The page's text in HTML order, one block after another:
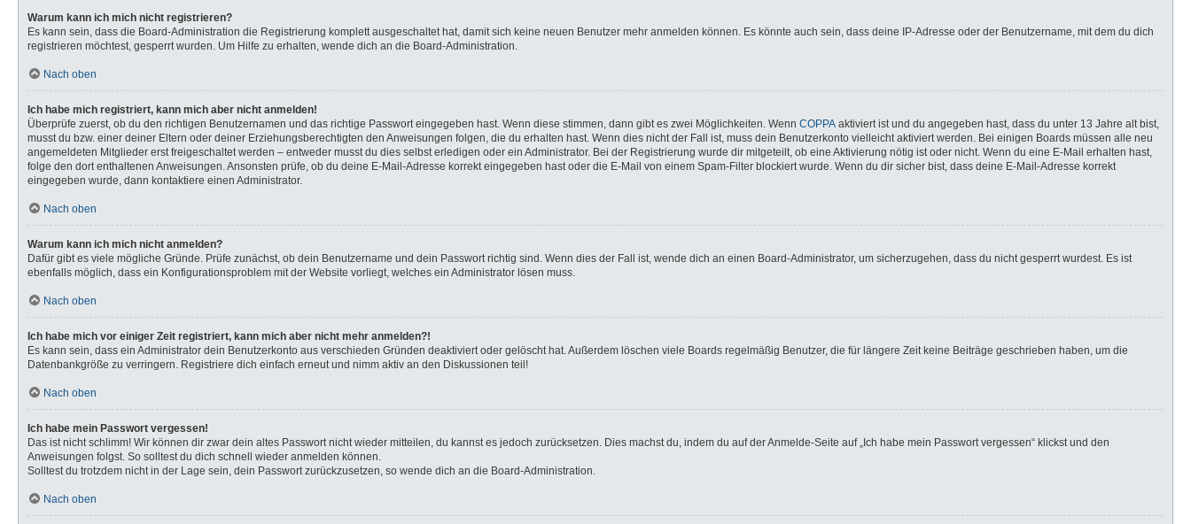
Warum kann ich mich nicht registrieren?
Es kann sein, dass die Board-Administration die Registrierung komplett ausgeschaltet hat, damit sich keine neuen Benutzer mehr anmelden können. Es könnte auch sein, dass deine IP-Adresse oder der Benutzername, mit dem du dich
registrieren möchtest, gesperrt wurden. Um Hilfe zu erhalten, wende dich an die Board-Administration.
Nach oben
Ich habe mich registriert, kann mich aber nicht anmelden!
Überprüfe zuerst, ob du den richtigen Benutzernamen und das richtige Passwort eingegeben hast. Wenn diese stimmen, dann gibt es zwei Möglichkeiten. Wenn COPPA aktiviert ist und du angegeben hast, dass du unter 13 Jahre alt bist,
musst du bzw. einer deiner Eltern oder deiner Erziehungsberechtigten den Anweisungen folgen, die du erhalten hast. Wenn dies nicht der Fall ist, muss dein Benutzerkonto vielleicht aktiviert werden. Bei einigen Boards müssen alle neu
angemeldeten Mitglieder erst freigeschaltet werden – entweder musst du dies selbst erledigen oder ein Administrator. Bei der Registrierung wurde dir mitgeteilt, ob eine Aktivierung nötig ist oder nicht. Wenn du eine E-Mail erhalten hast,
folge den dort enthaltenen Anweisungen. Ansonsten prüfe, ob du deine E-Mail-Adresse korrekt eingegeben hast oder die E-Mail von einem Spam-Filter blockiert wurde. Wenn du dir sicher bist, dass deine E-Mail-Adresse korrekt
eingegeben wurde, dann kontaktiere einen Administrator.
Nach oben
Warum kann ich mich nicht anmelden?
Dafür gibt es viele mögliche Gründe. Prüfe zunächst, ob dein Benutzername und dein Passwort richtig sind. Wenn dies der Fall ist, wende dich an einen Board-Administrator, um sicherzugehen, dass du nicht gesperrt wurdest. Es ist
ebenfalls möglich, dass ein Konfigurationsproblem mit der Website vorliegt, welches ein Administrator lösen muss.
Nach oben
Ich habe mich vor einiger Zeit registriert, kann mich aber nicht mehr anmelden?!
Es kann sein, dass ein Administrator dein Benutzerkonto aus verschieden Gründen deaktiviert oder gelöscht hat. Außerdem löschen viele Boards regelmäßig Benutzer, die für längere Zeit keine Beiträge geschrieben haben, um die
Datenbankgröße zu verringern. Registriere dich einfach erneut und nimm aktiv an den Diskussionen teil!
Nach oben
Ich habe mein Passwort vergessen!
Das ist nicht schlimm! Wir können dir zwar dein altes Passwort nicht wieder mitteilen, du kannst es jedoch zurücksetzen. Dies machst du, indem du auf der Anmelde-Seite auf „Ich habe mein Passwort vergessen“ klickst und den
Anweisungen folgst. So solltest du dich schnell wieder anmelden können.
Solltest du trotzdem nicht in der Lage sein, dein Passwort zurückzusetzen, so wende dich an die Board-Administration.
Nach oben